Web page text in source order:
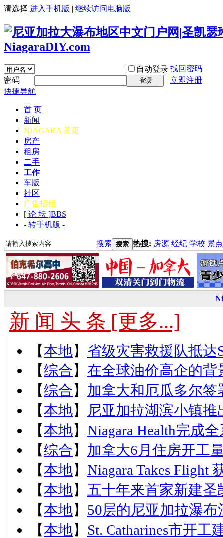
请选择 进入手机版 | 继续访问电脑版
自动登录 找回密码
密码
登录
立即注册
快捷导航
首 页
新闻
NIAGARA 黄页
房产
租房
二手
工作
车版
社区
广告招租
[ 论 坛 ]BBS
- 转手机版 -
搜索 搜索 热搜: 房源 经纪 学校 景点
新 闻 头 条 [更多...]
【本地】 省级灾害救援队抵达
【综合】 在全球油价高企的背
【综合】 加拿大和厄瓜多尔签
【本地】
尼亚加拉湖滨小镇
【本地】 Niagara Health完成
【综合】 加拿大6月住房开工
【本地】 Niagara Takes Flight
【本地】 五十年来首家新建
【本地】 50层的尼亚加拉瀑
【本地】 St. Catharines市开